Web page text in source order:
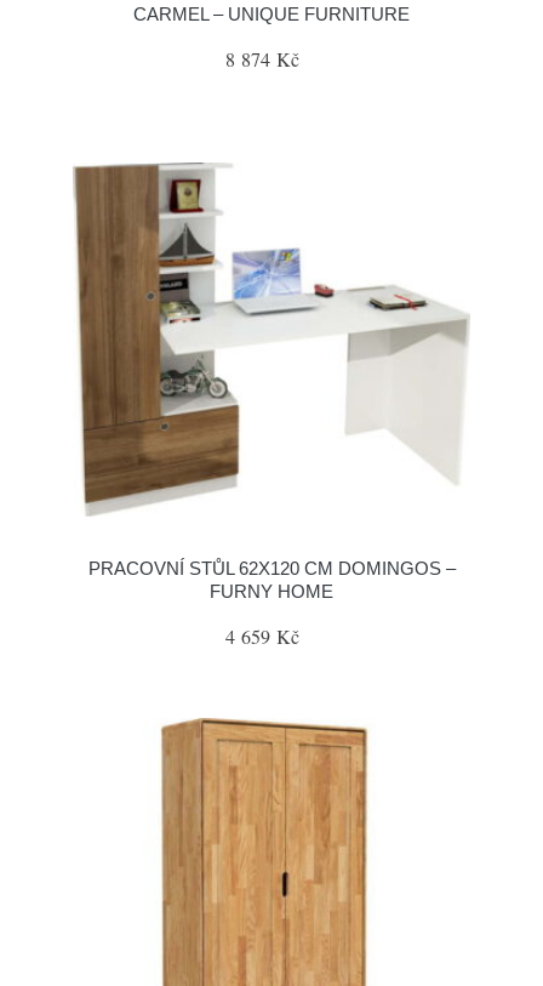
CARMEL – UNIQUE FURNITURE
8 874 Kč
PRACOVNÍ STŮL 62X120 CM DOMINGOS –
FURNY HOME
4 659 Kč